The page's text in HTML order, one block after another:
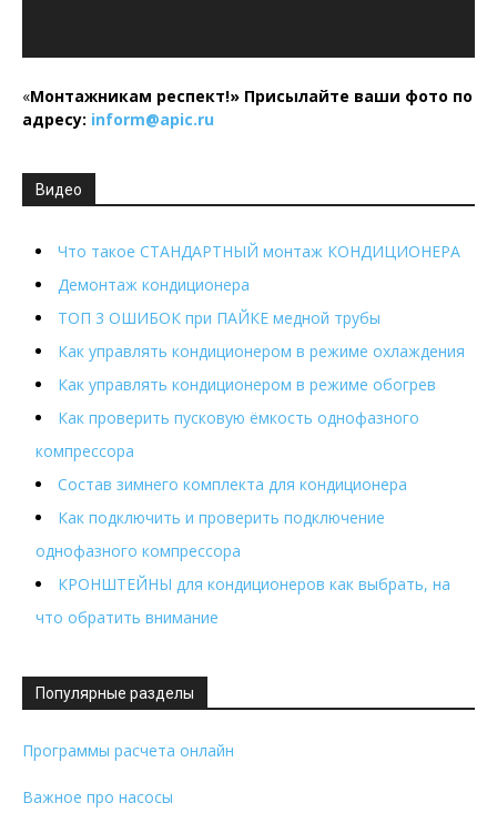
«Монтажникам респект!» Присылайте ваши фото по
адресу: inform@apic.ru
Видео
Что такое СТАНДАРТНЫЙ монтаж КОНДИЦИОНЕРА
Демонтаж кондиционера
ТОП 3 ОШИБОК при ПАЙКЕ медной трубы
Как управлять кондиционером в режиме охлаждения
Как управлять кондиционером в режиме обогрев
Как проверить пусковую ёмкость однофазного
компрессора
Состав зимнего комплекта для кондиционера
Как подключить и проверить подключение
однофазного компрессора
КРОНШТЕЙНЫ для кондиционеров как выбрать, на
что обратить внимание
Популярные разделы
Программы расчета онлайн
Важное про насосы